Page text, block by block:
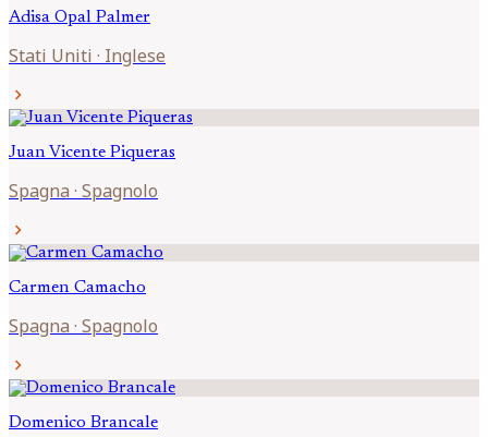
Adisa Opal Palmer
Stati Uniti · Inglese
chevron_right
Juan Vicente Piqueras
Spagna · Spagnolo
chevron_right
Carmen Camacho
Spagna · Spagnolo
chevron_right
Domenico Brancale